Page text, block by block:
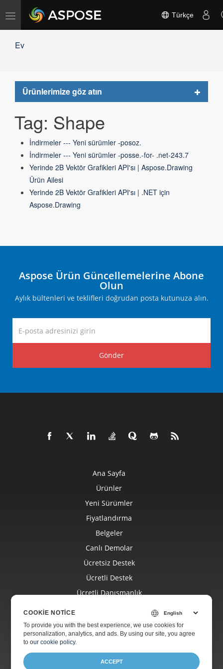
Gezinmeyi
Türkçe
Ev
Ürünlerimize göz atın
Toggle
Tag: Shape
İndirmeler --- Yeni sürümler -posoz.
İndirmeler --- Yeni sürümler -posse.-for- .net-243.7
Yerinde 2B Vektör Grafikleri API'sı | Aspose.Drawing
Ürün Ailesi
Yerinde 2B Vektör Grafikleri API'sı | .NET için
Aspose.Drawing
Aspose Ürün Güncellemelerine Abone
Olun
Aylık bültenleri ve teklifleri doğrudan posta kutunuza alın.
Gönder
Ana Sayfa
Ürünler
Yeni Sürümler
Fiyatlandırma
Belgeler
Canlı Demolar
Ücretsiz Destek
Ücretli Destek
Ücretli Danışmanlık
Web Siteleri
Hakkında
COOKIE NOTICE
To provide you with the best experience, we use cookies for
personalization, analytics, and ads. By using our site, you agree
toour cookie policy.
ACCEPT